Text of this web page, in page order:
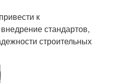
к
стандартов,
строительных